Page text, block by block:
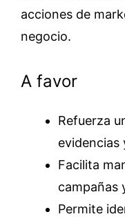
acciones de
negocio.
A favor
Refuerza
evidencias
Facilita
campañas
Permite